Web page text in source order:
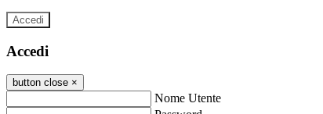
Accedi
Accedi
button close ×
Nome Utente